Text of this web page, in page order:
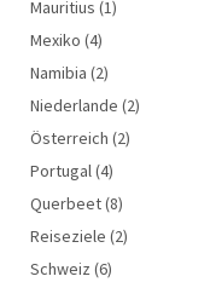
Mauritius (1)
Mexiko (4)
Namibia (2)
Niederlande (2)
Österreich (2)
Portugal(4)
Querbeet(8)
Reiseziele (2)
Schweiz (6)